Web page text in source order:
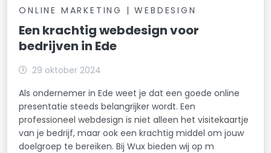
ONLINE MARKETING | WEBDESIGN
Een krachtig webdesign voor
bedrijven in Ede
29 oktober 2024
Als ondernemer in Ede weet je dat een goede online
presentatie steeds belangrijker wordt. Een
professioneel webdesign is niet alleen het visitekaartje
van je bedrijf, maar ook een krachtig middel om jouw
doelgroep te bereiken. Bij Wux bieden wij op m